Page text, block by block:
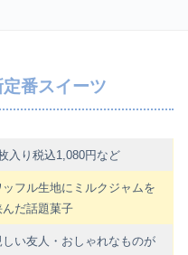
番スイーツ
入り税込1,080円など
ッフル生地にミルクジャムを
んだ話題菓子
しい友人・おしゃれなものが